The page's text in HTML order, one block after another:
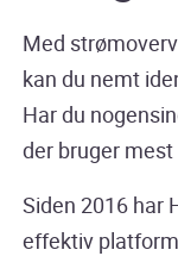
Med
kan du nemt
Har du
der bruger
Siden 2016 har
effektiv